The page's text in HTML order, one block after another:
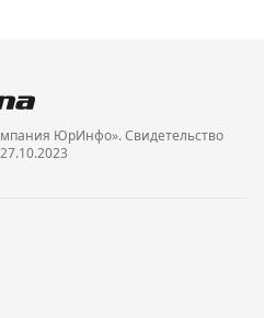
ЮрИнфо». Cвидетельство